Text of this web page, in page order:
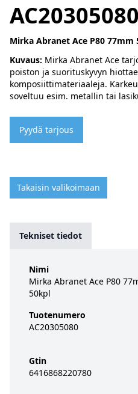
AC20305080
Mirka Abranet Ace P80 77mm
Kuvaus: Mirka Abranet Ace
poiston ja suorituskyvyn
komposiittimateriaaleja.
soveltuu esim. metallin tai
Pyydä tarjous
Takaisin valikoimaan
Tekniset tiedot
Nimi
Mirka Abranet Ace P80
50kpl
Tuotenumero
AC20305080
Gtin
6416868220780